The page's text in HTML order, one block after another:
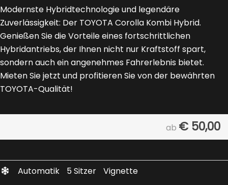
Modernste Hybridtechnologie und legendäre
Zuverlässigkeit: Der TOYOTA Corolla Kombi Hybrid.
Genießen Sie die Vorteile eines fortschrittlichen
Hybridantriebs, der Ihnen nicht nur Kraftstoff spart,
sondern auch ein angenehmes Fahrerlebnis bietet.
Mieten Sie jetzt und profitieren Sie von der bewährten
TOYOTA-Qualität!
ab € 50,00
Automatik 5 Sitzer
Vignette